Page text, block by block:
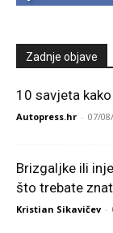
Zadnje objave
10 savjeta
Autopress.hr - 07/
Brizgaljke ili
što trebate
Kristian Sikavičev -